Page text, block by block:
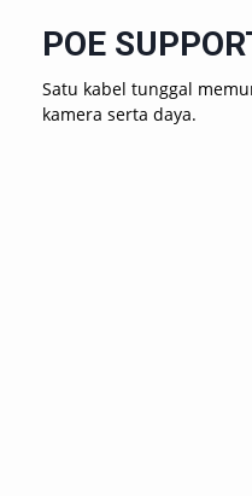
POE
Satu kabel tunggal
kamera serta daya.